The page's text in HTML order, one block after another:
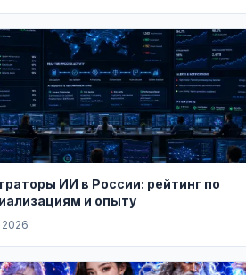
ИИ в России: рейтинг по
и опыту
2026